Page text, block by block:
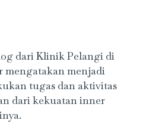
dari Klinik Pelangi di
mengatakan menjadi
tugas dan aktivitas
dari kekuatan inner